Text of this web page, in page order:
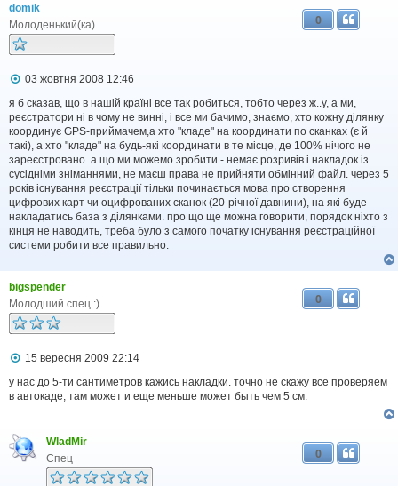
domik
Молоденький(ка)
0
П
в
і
д
о
м
л
е
н
н
я
03 жовтня 2008 12:46
я б сказав, що в нашій країні все так робиться, тобто через ж..у, а ми,
реєстратори ні в чому не винні, і все ми бачимо, знаємо, хто кожну ділянку
координує GPS-приймачем,а хто "кладе" на координати по сканках (є й
такі), а хто "кладе" на будь-які координати в те місце, де 100% нічого не
зареєстровано. а що ми можемо зробити - немає розривів і накладок із
сусідніми зніманнями, не маєш права не прийняти обмінний файл. через 5
років існування реєстрації тільки починається мова про створення
цифрових карт чи оцифрованих сканок (20-річної давнини), на які буде
накладатись база з ділянками. про що ще можна говорити, порядок ніхто з
кінця не наводить, треба було з самого початку існування реєстраційної
системи робити все правильно.
bigspender
Молодший спец :)
0
П
в
і
л
е
15 вересня 2009 22:14
у нас до 5-ти сантиметров кажись накладки. точно не скажу все проверяем
в автокаде, там может и еще меньше может быть чем 5 см.
WladMir
Спец
0